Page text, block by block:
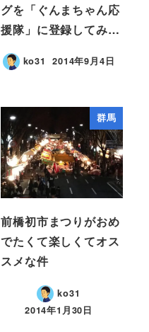
グを「ぐんまちゃん応
援隊」に登録してみ…
ko31 2014年9月4日
群馬
前橋初市まつりがおめ
でたくて楽しくてオス
スメな件
ko31
2014年1月30日